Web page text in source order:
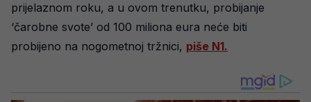
prijelaznom roku, a u ovom trenutku, probijanje
‘čarobne svote’ od 100 miliona eura neće biti
probijeno na nogometnoj tržnici, piše N1.